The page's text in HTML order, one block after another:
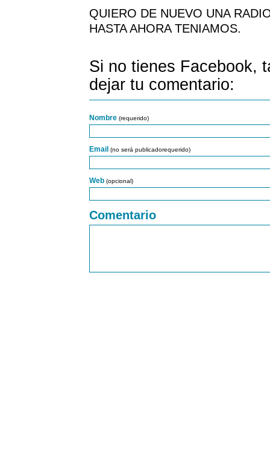
QUIERO DE NUEVO UNA
HASTA AHORA TENIAMOS.
Si no tienes Facebook,
dejar tu comentario:
Nombre (requerido)
Email (no será publicadorequerido)
Web (opcional)
Comentario